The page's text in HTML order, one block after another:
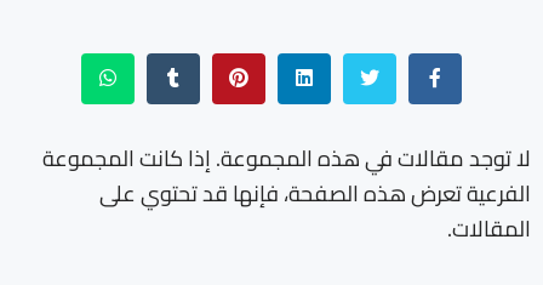
لا توجد مقالات في هذه المجموعة. إذا كانت المجموعة
الفرعية تعرض هذه الصفحة، فإنها قد تحتوي على
المقالات.